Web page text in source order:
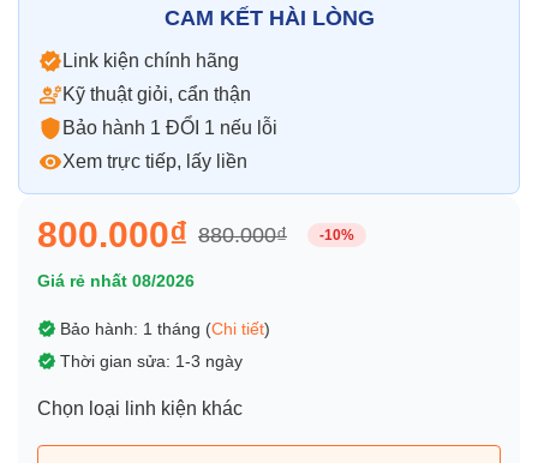
Thay vỏ
Vỏ iPhone Vỏ Samsung
CAM KẾT HÀI LÒNG
Link kiện chính hãng
Kỹ thuật giỏi, cẩn thận
Bảo hành 1 ĐỔI 1 nếu lỗi
Xem trực tiếp, lấy liền
800.000₫ 880.000₫ -10%
Giá rẻ nhất 08/2026
Bảo hành: 1 tháng (Chi tiết)
Thời gian sửa: 1-3 ngày
Chọn loại linh kiện khác